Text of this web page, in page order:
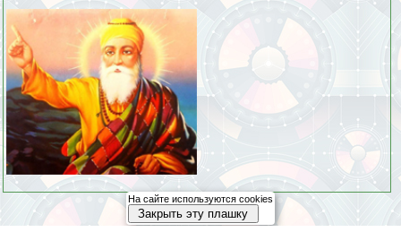
На сайте используются cookies
Закрыть эту плашку